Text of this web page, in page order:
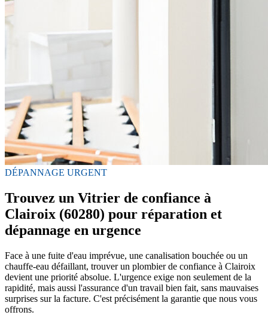
DÉPANNAGE URGENT
Trouvez un Vitrier de confiance à
Clairoix (60280) pour réparation et
dépannage en urgence
Face à une fuite d'eau imprévue, une canalisation bouchée ou un
chauffe-eau défaillant, trouver un plombier de confiance à Clairoix
devient une priorité absolue. L'urgence exige non seulement de la
rapidité, mais aussi l'assurance d'un travail bien fait, sans mauvaises
surprises sur la facture. C'est précisément la garantie que nous vous
offrons.